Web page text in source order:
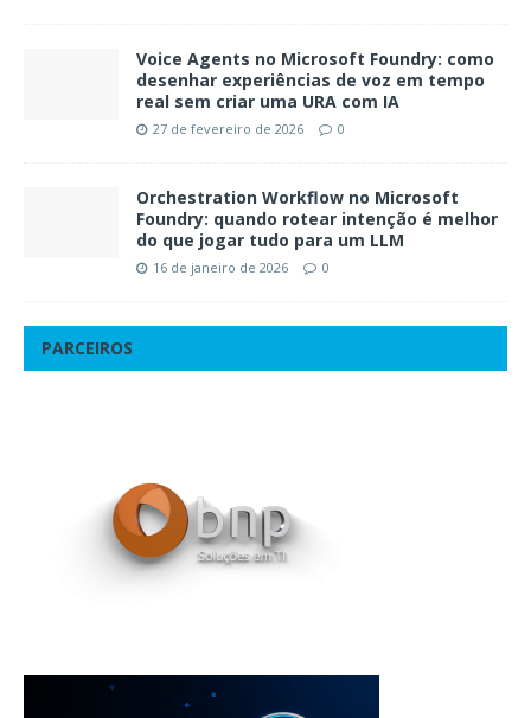
Voice Agents no Microsoft Foundry: como
desenhar experiências de voz em tempo
real sem criar uma URA com IA
27 de fevereiro de 2026 0
Orchestration Workflow no Microsoft
Foundry: quando rotear intenção é melhor
do que jogar tudo para um LLM
16 de janeiro de 2026 0
PARCEIROS